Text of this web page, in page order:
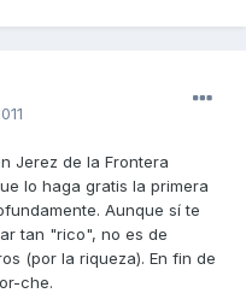
Jerez de la Frontera
lo haga gratis la primera
Aunque sí te
tan "rico", no es de
(por la riqueza). En fin de
che.